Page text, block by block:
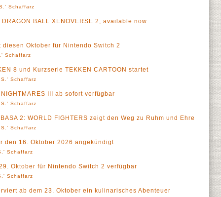
Schaffarz
BALL XENOVERSE 2, available now
Oktober für Nintendo Switch 2
Schaffarz
8 und Kurzserie TEKKEN CARTOON startet
S.' Schaffarz
III ab sofort verfügbar
S.' Schaffarz
2: WORLD FIGHTERS zeigt den Weg zu Ruhm und Ehre
S.' Schaffarz
den 16. Oktober 2026 angekündigt
Schaffarz
Oktober für Nintendo Switch 2 verfügbar
Schaffarz
ab dem 23. Oktober ein kulinarisches Abenteuer